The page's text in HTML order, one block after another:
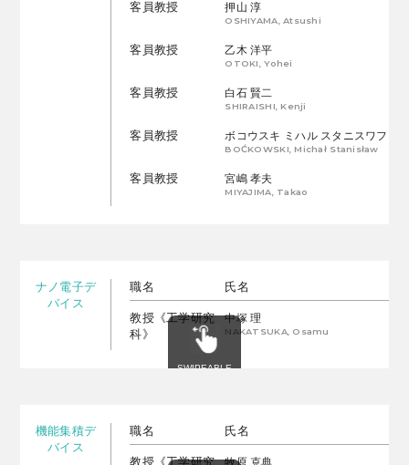
客員教授 押山 淳
OSHIYAMA, Atsushi
客員教授 乙木 洋平
OTOKI, Yohei
客員教授 白石 賢二
SHIRAISHI, Kenji
客員教授 ボコウスキ ミハル スタニスワフ
BOĆKOWSKI, Michał Stanisław
客員教授 宮嶋 孝夫
MIYAJIMA, Takao
ナノ電子デ
バイス
職名 氏名
教授《工学研究
科》
中塚 理
NAKATSUKA, Osamu
機能集積デ
バイス
職名 氏名
牧原 克典